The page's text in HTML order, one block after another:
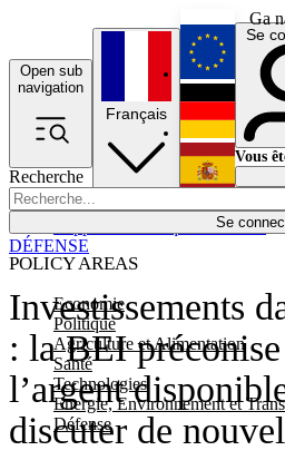
Ga
Open sub
navigation
Recherche
Se
POLICY AREAS
Economie
Politique
Agriculture et Alimentation
Santé
Technologies
Energie, Environnement et
Défense
Économie
Français
English
Deutsch
Se
Vous
Investissements
: la BEI
l’argent
discuter de
DÉFENSE